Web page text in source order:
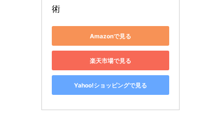
術
Amazonで見る
楽天市場で見る
Yahoo!ショッピングで見る